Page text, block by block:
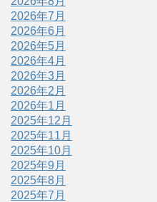
2026年7月
2026年6月
2026年5月
2026年4月
2026年3月
2026年2月
2026年1月
2025年12月
2025年11月
2025年10月
2025年9月
2025年8月
2025年7月